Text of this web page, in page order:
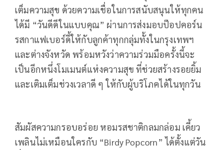
เต็มความสุข ด้วยความเชื่อในการสนับสนุนให้ทุกคน
ได้มี “วันดีดีในแบบคุณ” ผ่านการส่งมอบป๊อปคอร์น
รสกาแฟเบอร์ดี้ให้กับลูกค้าทุกกลุ่มทั้งในกรุงเทพฯ
และต่างจังหวัด พร้อมหวังว่าความร่วมมือครั้งนี้จะ
เป็นอีกหนึ่งโมเมนต์แห่งความสุข ที่ช่วยสร้างรอยยิ้ม
และเติมเต็มช่วงเวลาดี ๆ ให้กับผู้บริโภคได้ในทุกวัน
สัมผัสความกรอบอร่อย หอมรสชาติกลมกล่อม เคี้ยว
เพลินไม่เหมือนใครกับ “Birdy Popcorn” ได้ตั้งแต่วัน